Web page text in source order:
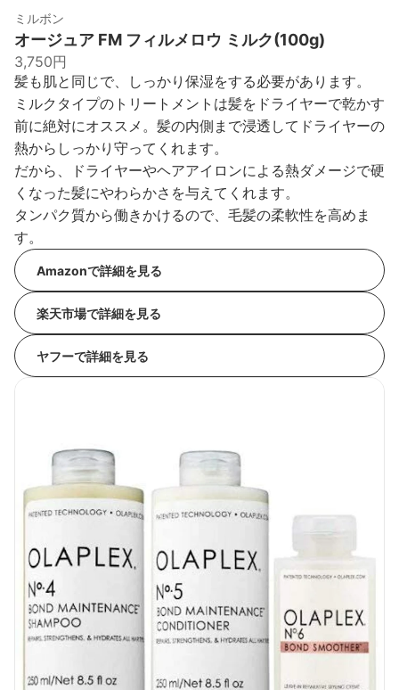
ミルボン
オージュア FM フィルメロウ ミルク(100g)
3,750円
髪も肌と同じで、しっかり保湿をする必要があります。
ミルクタイプのトリートメントは髪をドライヤーで乾かす
前に絶対にオススメ。髪の内側まで浸透してドライヤーの
熱からしっかり守ってくれます。
だから、ドライヤーやヘアアイロンによる熱ダメージで硬
くなった髪にやわらかさを与えてくれます。
タンパク質から働きかけるので、毛髪の柔軟性を高めま
す。
Amazonで詳細を見る
楽天市場で詳細を見る
ヤフーで詳細を見る